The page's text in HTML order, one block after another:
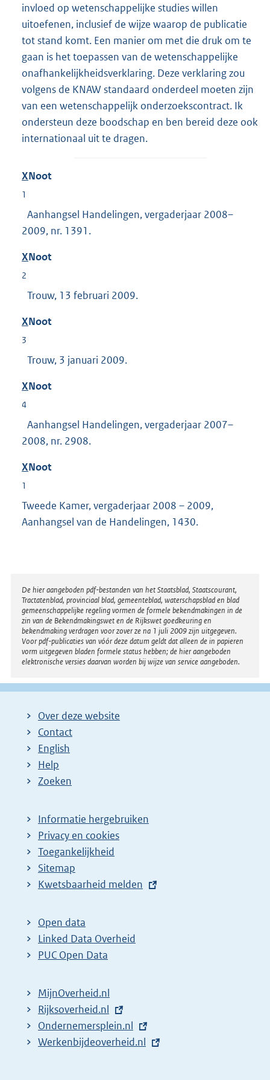
invloed op wetenschappelijke studies willen
uitoefenen, inclusief de wijze waarop de publicatie
tot stand komt. Een manier om met die druk om te
gaan is het toepassen van de wetenschappelijke
onafhankelijkheidsverklaring. Deze verklaring zou
volgens de KNAW standaard onderdeel moeten zijn
van een wetenschappelijk onderzoekscontract. Ik
ondersteun deze boodschap en ben bereid deze ook
internationaal uit te dragen.
XNoot
1
Aanhangsel Handelingen, vergaderjaar 2008–
2009, nr. 1391.
XNoot
2
Trouw, 13 februari 2009.
XNoot
3
Trouw, 3 januari 2009.
XNoot
4
Aanhangsel Handelingen, vergaderjaar 2007–
2008, nr. 2908.
XNoot
1
Tweede Kamer, vergaderjaar 2008 – 2009,
Aanhangsel van de Handelingen, 1430.
Disclaimer
De hier aangeboden pdf-bestanden van het Staatsblad, Staatscourant,
Tractatenblad, provinciaal blad, gemeenteblad, waterschapsblad en blad
gemeenschappelijke regeling vormen de formele bekendmakingen in de
zin van de Bekendmakingswet en de Rijkswet goedkeuring en
bekendmaking verdragen voor zover ze na 1 juli 2009 zijn uitgegeven.
Voor pdf-publicaties van vóór deze datum geldt dat alleen de in papieren
vorm uitgegeven bladen formele status hebben; de hier aangeboden
elektronische versies daarvan worden bij wijze van service aangeboden.
Over deze website
Contact
English
Help
Zoeken
Informatie hergebruiken
Privacy en cookies
Toegankelijkheid
Sitemap
E
t
e
r
l
i
n
k
Kwetsbaarheid melden
Open data
Linked Data Overheid
PUC Open Data
MijnOverheid.nl
E
x
t
Rijksoverheid.nl
E
x
Ondernemersplein.nl
E
Werkenbijdeoverheid.nl